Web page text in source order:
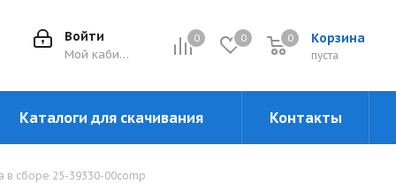
0 0 Корзина
0
пуста
0
Войти
Мой кабинет
Каталоги для скачивания Контакты
в сборе 25-39330-00comp